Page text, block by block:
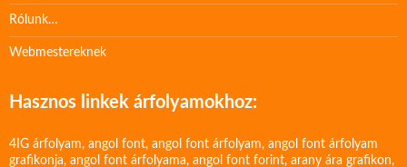
Rólunk…
Webmestereknek
Hasznos linkek árfolyamokhoz:
4IG árfolyam, angol font, angol font árfolyam, angol font árfolyam
grafikonja, angol font árfolyama, angol font forint, arany ára grafikon,